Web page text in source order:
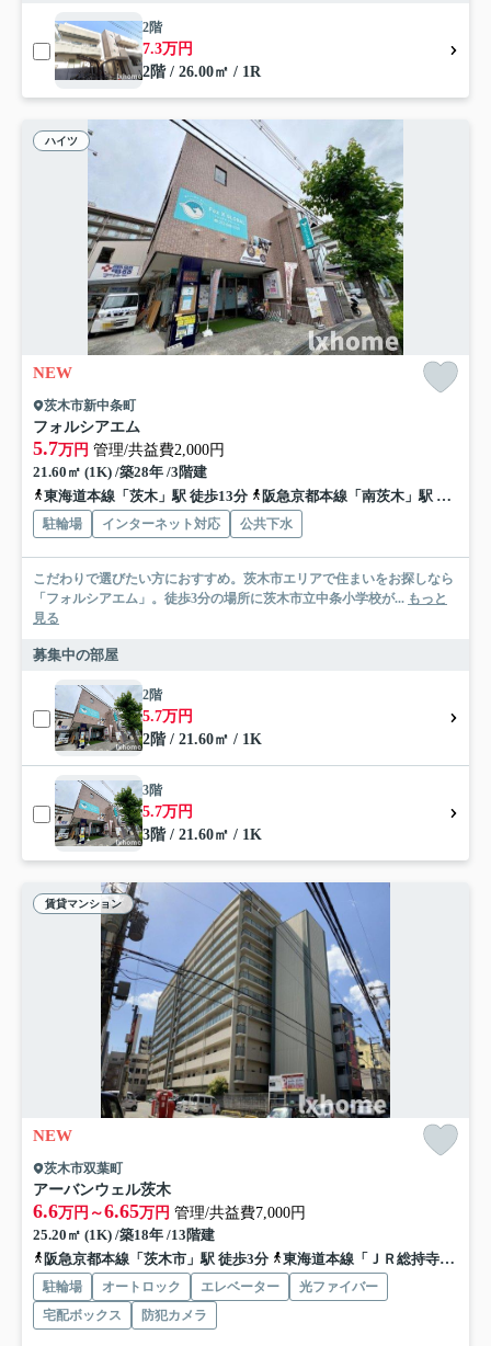
2階
7.3万円
2階 / 26.00㎡ / 1R
ハイツ
NEW
茨木市新中条町
フォルシアエム
5.7万円 管理/共益費2,000円
21.60㎡ (1K) /築28年 /3階建
東海道本線「茨木」駅 徒歩13分
阪急京都本線「南茨木」駅 徒歩13分
駐輪場 インターネット対応 公共下水
こだわりで選びたい方におすすめ。茨木市エリアで住まいをお探しなら
「フォルシアエム」。徒歩3分の場所に茨木市立中条小学校が... もっと
見る
募集中の部屋
2階
5.7万円
2階 / 21.60㎡ / 1K
3階
5.7万円
3階 / 21.60㎡ / 1K
賃貸マンション
NEW
茨木市双葉町
アーバンウェル茨木
6.6万円～6.65万円 管理/共益費7,000円
25.20㎡ (1K) /築18年 /13階建
阪急京都本線「茨木市」駅 徒歩3分
東海道本線「ＪＲ総持寺」駅 徒歩22分
駐輪場 オートロック エレベーター
光ファイバー
宅配ボックス
防犯カメラ